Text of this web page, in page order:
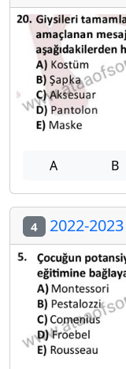
A B
4 2022-2023